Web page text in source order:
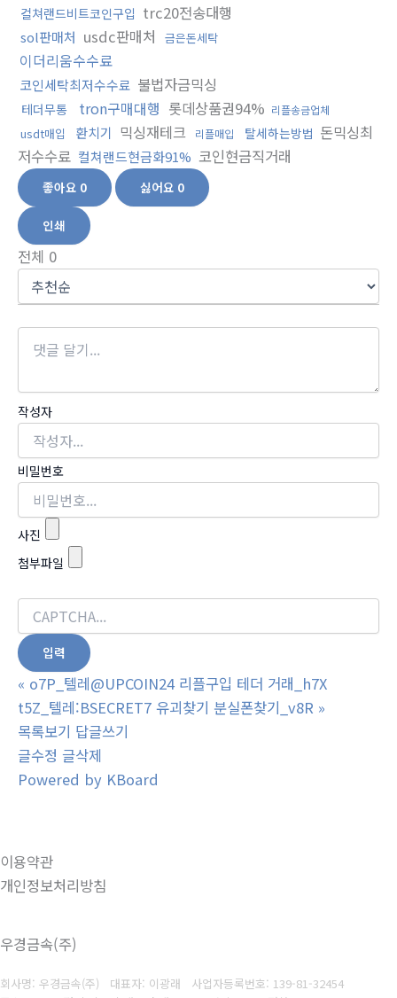
컬쳐랜드비트코인구입 trc20전송대행
sol판매처 usdc판매처 금은돈세탁
이더리움수수료
코인세탁최저수수료 불법자금믹싱
테더무통 tron구매대행 롯데상품권94% 리플송금업체
usdt매입 환치기 믹싱재테크 리플매입 탈세하는방법 돈믹싱최
저수수료 컬쳐랜드현금화91% 코인현금직거래
좋아요 0 싫어요 0
인쇄
전체 0
작성자
비밀번호
사진
첨부파일
« o7P_텔레@UPCOIN24 리플구입 테더 거래_h7X
t5Z_텔레:BSECRET7 유괴찾기 분실폰찾기_v8R »
목록보기 답글쓰기
글수정 글삭제
Powered by KBoard
이용약관
개인정보처리방침
우경금속(주)
회사명: 우경금속(주) 대표자: 이광래 사업자등록번호: 139-81-32454